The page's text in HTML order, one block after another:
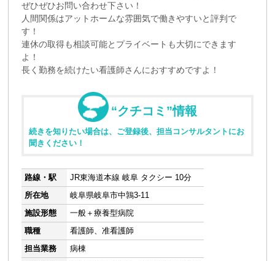
ぜひぜひお問い合わせ下さい！
人間関係はアットホームな雰囲気で働きやすいと評判で
す！
連休の取得も相談可能とプライベートも大切にできます
よ！
長く勤務を続けたい看護師さんにおすすめですよ！
“クチコミ”情報
続きを知りたい場合は、ご登録後、担当コンサルタントにお
聞きください！
路線・駅
JR東海道本線 岐阜 タクシー 10分
所在地
岐阜県岐阜市中鶉3-11
施設形態
一般＋療養型病院
職種
看護師、准看護師
担当業務
病棟